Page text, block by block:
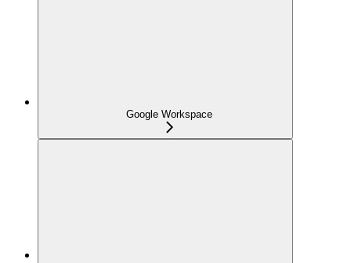
Google Workspace